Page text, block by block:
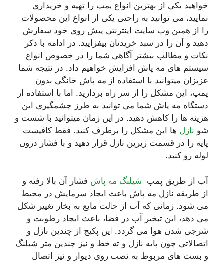
خواهید یکی از بهترین انواع پمپ را تهیه و خریداری
نمایید، می توانید به راحتی یکی از انواع این محصولات
را از همین وب سایت اینترنتی پیش روی خود سفارش
دهید و آن را در سبد خریدتان بیفزایید. در ادامه با ذکر
نکات و مطالب بیشتر آگاهی شما را در خصوص انواع
سیستم های مه پاش افزایش خواهیم داد. در نتیجه شما
عزیزان میتوانید با استفاده از مه پاش خانگی بدون
پمپ، این مشکل را از سر راه بردارید. اما با استفاده از
دستگاه مه پاش شما می توانید به طرز چشمگیری این
هزینه ها را کاهش دهید. در این زمان میتوانید با شست و
شو نازل ها این مشکل را برطرف کنید. فقط کافیست
پایه را در قسمت زیرین نازل قرار دهید و با فشار درون
لوله رو کنید.
آب از طریق پمپ شیلنگ مه پاش فشار آن بالا رفته و
از طریقه نازل مه پاش باعث ایجاد سرمایش در محیط
می شود. زمانی که آب از حالت مایع به بخار تغییر شکل
می دهد، این تبخیر آب در فضا، باعث ایجاد رطوبت و
شرجی شدن هوا می گردد. این پکیج از چندین نازل و
اتصالاتی چون پایه نازل و ته خط و نیز چندین متر شیلنگ
و بست های مربوط به نصب روی دیوار و نیز اتصال